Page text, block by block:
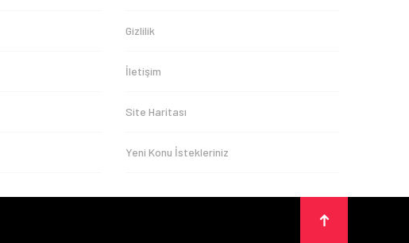
Gizlilik
İletişim
Site Haritası
Yeni Konu İstekleriniz